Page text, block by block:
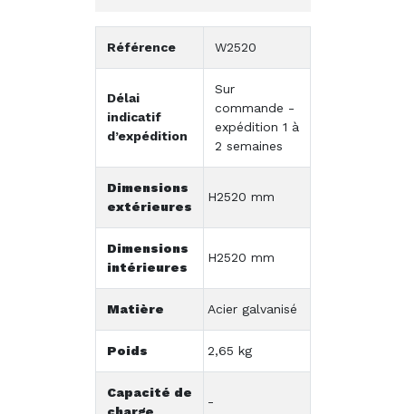
Référence W2520
Délai
indicatif
d’expédition
Sur
commande -
expédition 1 à
2 semaines
Dimensions
extérieures
H2520 mm
Dimensions
intérieures
H2520 mm
Matière Acier galvanisé
Poids 2,65 kg
Capacité de
-